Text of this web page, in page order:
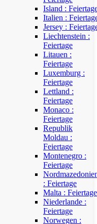
Island :
Italien :
Jersey :
Liechtenstein :
Feiertage
Litauen :
Feiertage
Luxemburg :
Feiertage
Lettland :
Feiertage
Monaco :
Feiertage
Republik
Moldau :
Feiertage
Montenegro :
Feiertage
: Feiertage
Malta : Feiertage
Niederlande :
Feiertage
Norwegen :